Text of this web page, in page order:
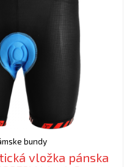
bundy
vložka pánska